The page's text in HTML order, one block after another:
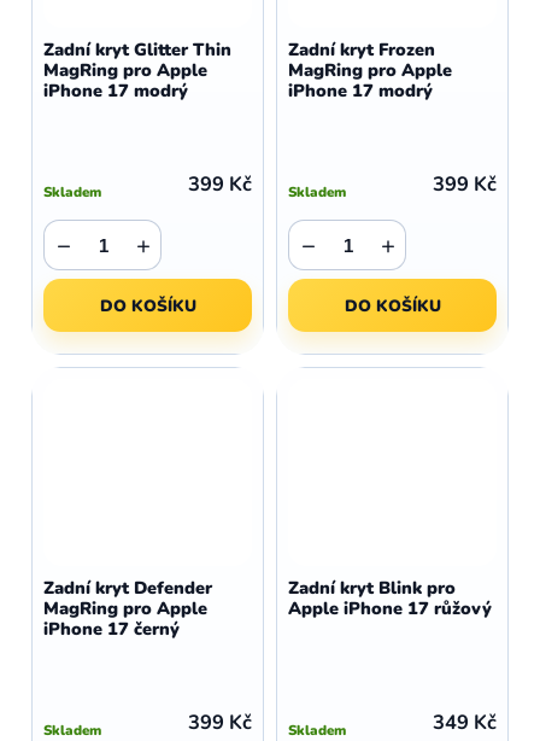
Zadní kryt Glitter Thin
MagRing pro Apple
iPhone 17 modrý
Skladem 399 Kč
+
−
DO KOŠÍKU
Zadní kryt Frozen
MagRing pro Apple
iPhone 17 modrý
Skladem 399 Kč
+
−
DO KOŠÍKU
Zadní kryt Defender
MagRing pro Apple
iPhone 17 černý
Skladem 399 Kč
Zadní kryt Blink pro
Apple iPhone 17 růžový
Skladem 349 Kč